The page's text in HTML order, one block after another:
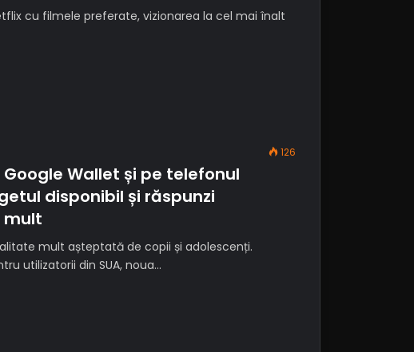
cu filmele preferate, vizionarea la cel mai înalt
126
Wallet și pe telefonul
disponibil și răspunzi
mult
mult așteptată de copii și adolescenți.
utilizatorii din SUA, noua…